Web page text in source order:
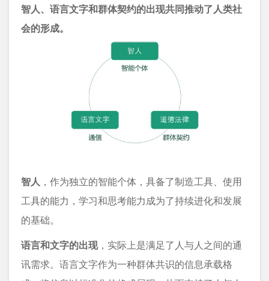
智人、语言文字和群体契约的出现共同推动了人类社
会的形成。
智人 ，作为独立的智能个体，具备了制造工具、使用
工具的能力，学习和思考能力成为了持续进化和发展
的基础。
语言和文字的出现，实际上是满足了人与人之间的通
讯需求。语言文字作为一种群体共识的信息承载格